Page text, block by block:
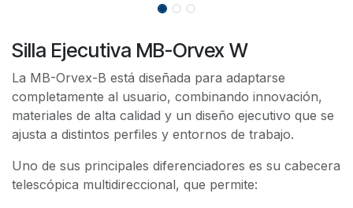
Silla Ejecutiva MB-Orvex W
La MB-Orvex-B está diseñada para adaptarse
completamente al usuario, combinando innovación,
materiales de alta calidad y un diseño ejecutivo que se
ajusta a distintos perfiles y entornos de trabajo.
Uno de sus principales diferenciadores es su cabecera
telescópica multidireccional, que permite: